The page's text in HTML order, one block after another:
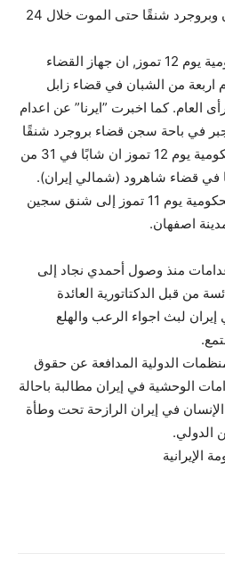
مدن زابل وشاهرود و اصفهان وبروجرد شنقًا حتى الموت خلال 24
وافادت وكالة انباء ايرنا الحكومية يوم 12 تموز, ان جهاز القضاء
اربعة من الشبان في قضاء زابل
العام. كما اخبرت ”ايرنا” عن اعدام
في باحة سجن قضاء بروجرد شنقًا
وافادت وكالة ابناء فارس الحكومية يوم 12 تموز ان شابًا في 31 من
في قضاء شاهرود (شمالي إيران).
كما اشارت صحيفة اعتماد الحكومية يوم 11 تموز إلى شنق سجين
منذ وصول أحمدي نجاد إلى
من قبل الدكتاتورية العائدة
لبث اجواء الرعب والهلع
الدولية المدافعة عن حقوق
الوحشية في إيران مطالبة باحالة
في إيران الرازحة تحت وطأة
الدولي.
الإيرانية